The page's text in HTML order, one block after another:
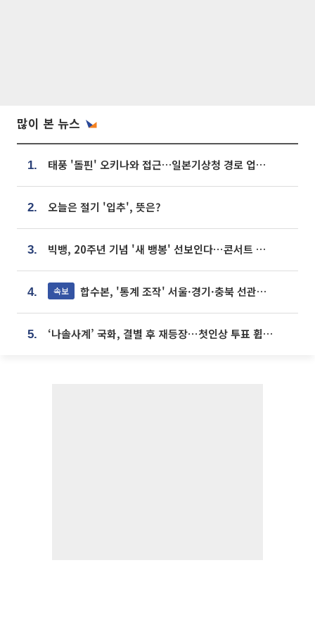
많이 본 뉴스
1. 태풍 '돌핀' 오키나와 접근…일본기상청 경로 업데이트
2. 오늘은 절기 '입추', 뜻은?
3. 빅뱅, 20주년 기념 '새 뱅봉' 선보인다⋯콘서트 앞두고 팝업 개최
4. 속보 합수본, '통계 조작' 서울·경기·충북 선관위 등 추가 압수수색
5. ‘나솔사계’ 국화, 결별 후 재등장⋯첫인상 투표 휩쓸고 ‘인기녀’ 등극